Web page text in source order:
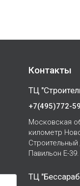
Контакты
ТЦ
+7(495)772-
Московская
километр
Павильон Е-39.
ТЦ